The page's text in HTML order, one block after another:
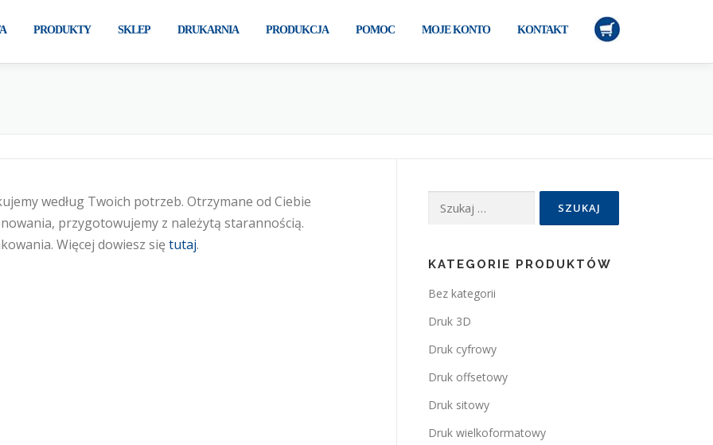
PRODUKTY SKLEP DRUKARNIA PRODUKCJA POMOC MOJE KONTO KONTAKT
według Twoich potrzeb. Otrzymane od Ciebie
przygotowujemy z należytą starannością.
Więcej dowiesz się tutaj.
Szukaj:
KATEGORIE PRODUKTÓW
Bez kategorii
Druk 3D
Druk cyfrowy
Druk offsetowy
Druk sitowy
Druk wielkoformatowy